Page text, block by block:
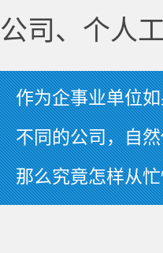
公司、个人
作为企事业单位
不同的公司，自
那么究竟怎样从